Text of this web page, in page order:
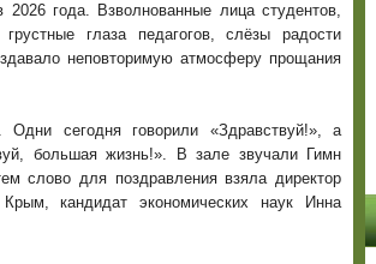
2026 года. Взволнованные лица студентов,
глаза педагогов, слёзы радости
неповторимую атмосферу прощания
сегодня говорили «Здравствуй!», а
большая жизнь!». В зале звучали Гимн
слово для поздравления взяла директор
кандидат экономических наук Инна